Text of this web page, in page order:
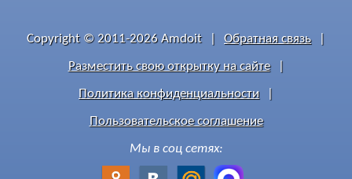
Copyright © 2011-2026 Amdoit Обратная связь
Разместить свою открытку на сайте
Политика конфиденциальности
Пользовательское соглашение
Мы в соц сетях: